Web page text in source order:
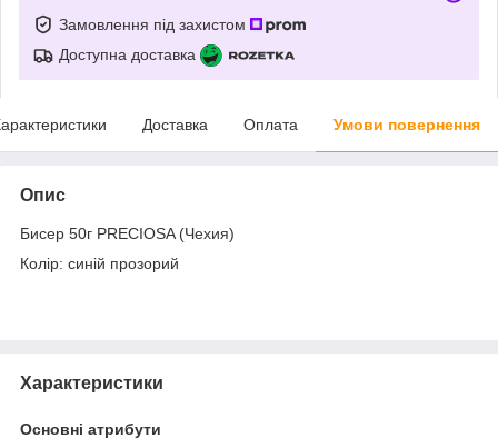
Замовлення під захистом
Доступна доставка
Доставка Оплата Умови повернення
Опис
Бисер 50г PRECIOSA (Чехия)
Колір: синій прозорий
Характеристики
Основні атрибути